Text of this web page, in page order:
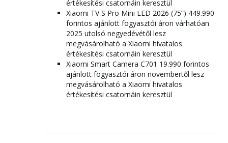
értékesítési csatornáin keresztül
Xiaomi TV S Pro Mini LED 2026 (75”) 449.990
forintos ajánlott fogyasztói áron várhatóan
2025 utolsó negyedévétől lesz
megvásárolható a Xiaomi hivatalos
értékesítési csatornáin keresztül
Xiaomi Smart Camera C701 19.990 forintos
ajánlott fogyasztói áron novembertől lesz
megvásárolható a Xiaomi hivatalos
értékesítési csatornáin keresztül